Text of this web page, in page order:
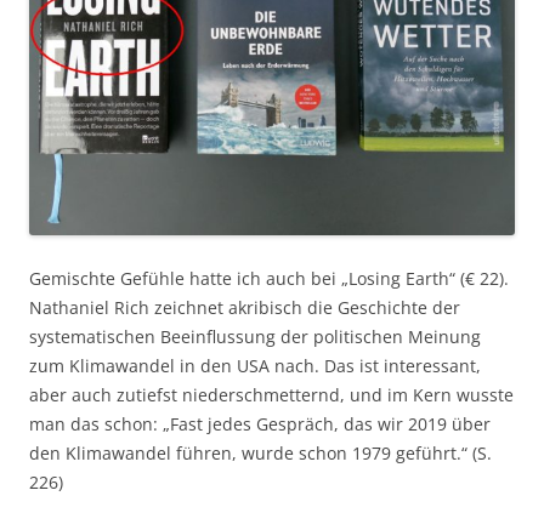
Gemischte Gefühle hatte ich auch bei „Losing Earth“ (€ 22).
Nathaniel Rich zeichnet akribisch die Geschichte der
systematischen Beeinflussung der politischen Meinung
zum Klimawandel in den USA nach. Das ist interessant,
aber auch zutiefst niederschmetternd, und im Kern wusste
man das schon: „Fast jedes Gespräch, das wir 2019 über
den Klimawandel führen, wurde schon 1979 geführt.“ (S.
226)